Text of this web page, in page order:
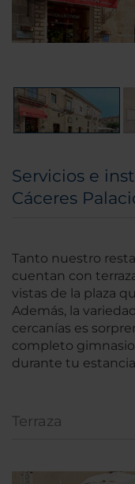
Servicios e
Cáceres
Tanto nuestro
cuentan con
vistas de la plaza
Además, la
cercanías es
completo
durante tu
Terraza